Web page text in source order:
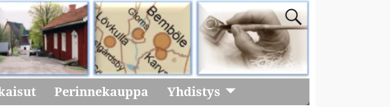
Perinnekauppa Yhdistys